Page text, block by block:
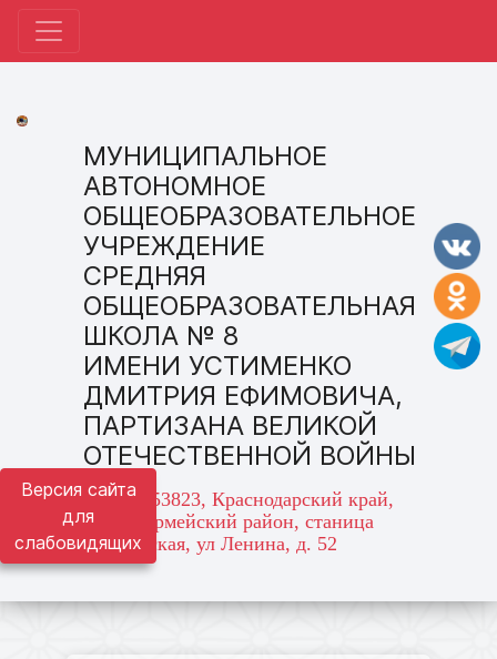
Версия сайта
для
слабовидящих
МУНИЦИПАЛЬНОЕ
АВТОНОМНОЕ
ОБЩЕОБРАЗОВАТЕЛЬНОЕ
УЧРЕЖДЕНИЕ
СРЕДНЯЯ
ОБЩЕОБРАЗОВАТЕЛЬНАЯ
ШКОЛА № 8
ИМЕНИ УСТИМЕНКО
ДМИТРИЯ ЕФИМОВИЧА,
ПАРТИЗАНА ВЕЛИКОЙ
ОТЕЧЕСТВЕННОЙ ВОЙНЫ
адрес: 353823, Краснодарский край,
Красноармейский район, станица
Марьянская, ул Ленина, д. 52